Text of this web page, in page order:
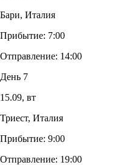
Бари, Италия
Прибытие: 7:00
Отправление: 14:00
День 7
15.09, вт
Триест, Италия
Прибытие: 9:00
Отправление: 19:00